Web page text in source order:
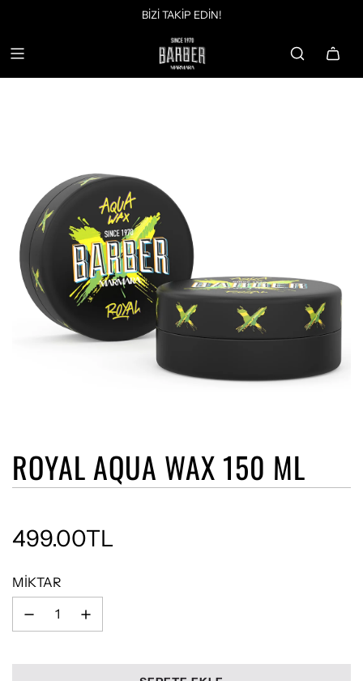
BİZİ TAKİP EDİN!
ROYAL AQUA WAX 150 ML
İndirimli Fiyat
Normal Fiyat
499.00TL
MIKTAR